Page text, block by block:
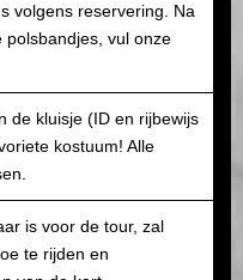
volgens reservering. Na
polsbandjes, vul onze
de kluisje (ID en rijbewijs
kostuum! Alle
is voor de tour, zal
te rijden en